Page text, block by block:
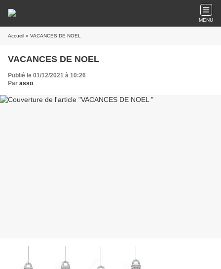
MENU
Accueil » VACANCES DE NOEL
VACANCES DE NOEL
Publié le 01/12/2021 à 10:26
Par asso